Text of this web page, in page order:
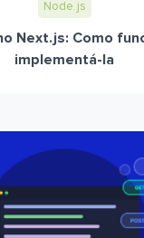
Node.js
Next.js: Como
implementá-la